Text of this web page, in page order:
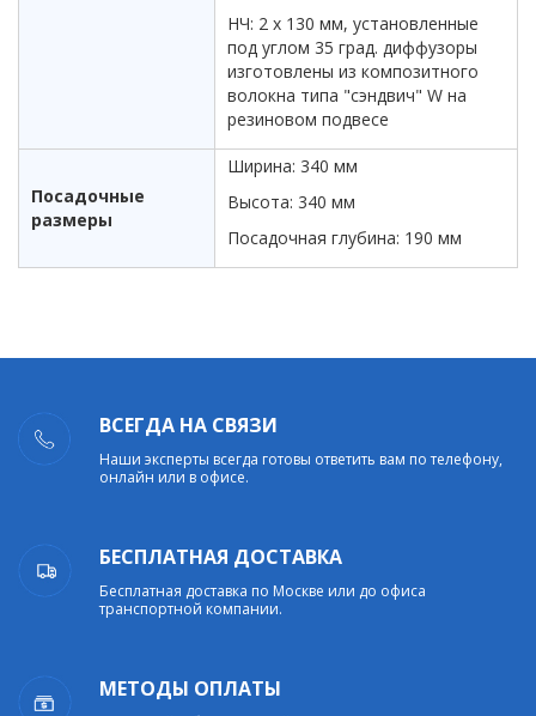
НЧ: 2 х 130 мм, установленные
под углом 35 град. диффузоры
изготовлены из композитного
волокна типа "сэндвич" W на
резиновом подвесе
Посадочные
размеры
Ширина: 340 мм
Высота: 340 мм
Посадочная глубина: 190 мм
ВСЕГДА НА СВЯЗИ
Наши эксперты всегда готовы ответить вам по телефону,
онлайн или в офисе.
БЕСПЛАТНАЯ ДОСТАВКА
Бесплатная доставка по Москве или до офиса
транспортной компании.
МЕТОДЫ ОПЛАТЫ